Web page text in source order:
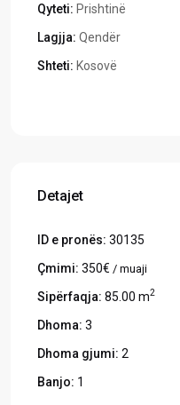
Qyteti: Prishtinë
Lagjja: Qendër
Shteti: Kosovë
Detajet
ID e pronës: 30135
Çmimi: 350€ / muaji
Sipërfaqja: 85.00 m2
Dhoma: 3
Dhoma gjumi: 2
Banjo: 1